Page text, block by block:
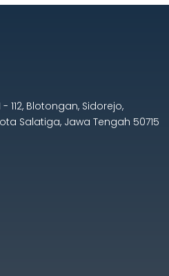
- 112, Blotongan, Sidorejo,
Salatiga, Jawa Tengah 50715